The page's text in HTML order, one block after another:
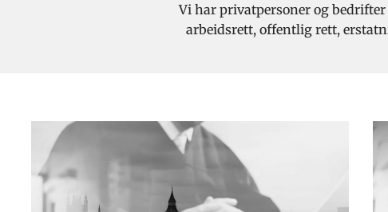
Vi har privatpersoner og
arbeidsrett, offentlig rett,